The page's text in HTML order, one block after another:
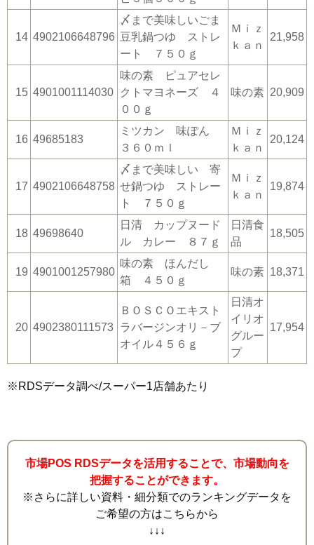
14 4902106648796
〆まで美味しいごま
豆乳鍋つゆ ストレ
ート ７５０ｇ
Ｍｉｚ
ｋａｎ
21,958
15 4901001114030
味の素 ピュアセレ
クトマヨネーズ ４
００ｇ
味の素 20,909
16 49685183
ミツカン 味ぽん
３６０ｍｌ
Ｍｉｚ
ｋａｎ
20,124
17 4902106648758
〆まで美味しい 寄
せ鍋つゆ ストレー
ト ７５０ｇ
Ｍｉｚ
ｋａｎ
19,874
18 49698640
日清 カップヌード
ル カレー ８７ｇ
日清食
品
18,505
19 4901001257980
味の素 ほんだし
箱 ４５０ｇ
味の素 18,371
20 4902380111573
ＢＯＳＣＯエキスト
ラバージンオリ－ブ
オイル４５６ｇ
日清オ
イリオ
グルー
プ
17,954
※RDSデータ調べ/スーパー1店舗あたり
市場POS RDSデータを活用することで、市場動向を
把握することができます。
※さらに詳しい資料・細分類でのランキングデータを
ご希望の方はこちらから
↓↓↓